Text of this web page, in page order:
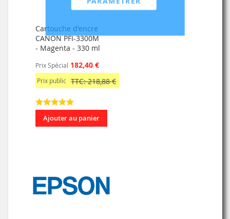
Cartouche d'encre
CANON PFI-3300M
- Magenta - 330 ml
Prix Spécial 182,40 €
Prix public TTC: 218,88 €
Ajouter au panier